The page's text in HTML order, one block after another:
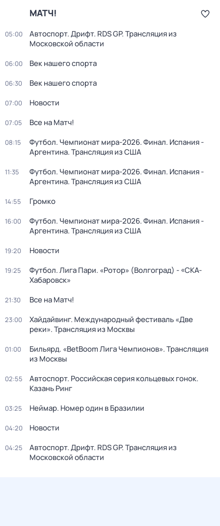
МАТЧ!
05:00
Автоспорт. Дрифт. RDS GP. Трансляция из
Московской области
06:00 Век нашего спорта
06:30 Век нашего спорта
07:00 Новости
07:05 Все на Матч!
08:15
Футбол. Чемпионат мира-2026. Финал. Испания -
Аргентина. Трансляция из США
11:35
Футбол. Чемпионат мира-2026. Финал. Испания -
Аргентина. Трансляция из США
14:55 Громко
16:00
Футбол. Чемпионат мира-2026. Финал. Испания -
Аргентина. Трансляция из США
19:20 Новости
19:25
Футбол. Лига Пари. «Ротор» (Волгоград) - «СКА-
Хабаровск»
21:30 Все на Матч!
23:00
Хайдайвинг. Международный фестиваль «Две
реки». Трансляция из Москвы
01:00
Бильярд. «BetBoom Лига Чемпионов». Трансляция
из Москвы
02:55
Автоспорт. Российская серия кольцевых гонок.
Казань Ринг
03:25 Неймар. Номер один в Бразилии
04:20 Новости
04:25
Автоспорт. Дрифт. RDS GP. Трансляция из
Московской области